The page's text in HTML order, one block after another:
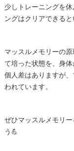
少しトレーニングを
ングはクリアできる
マッスルメモリーの
て培った状態を、身
個人差はありますが
われています。
ぜひマッスルメモリ
う💪